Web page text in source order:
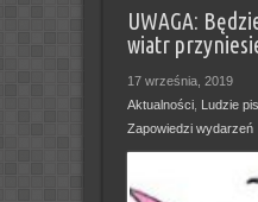
UWAGA:
wiatr
17 września, 2019
Aktualności, Ludzie
Zapowiedzi wydarzeń